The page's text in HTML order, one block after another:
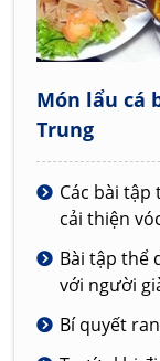
Món lẩu cá
Trung
Các bài
cải thiện
Bài tập thể
với người
Bí quyết